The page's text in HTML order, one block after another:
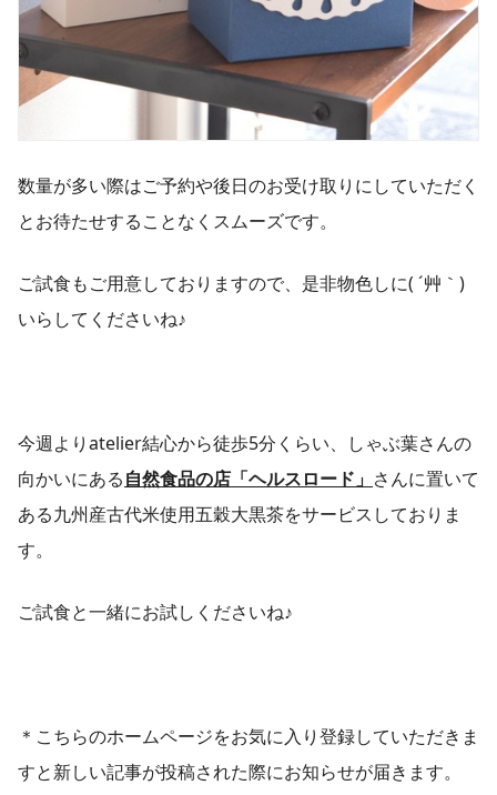
​数量が多い際はご予約や後日のお受け取りにしていただく
とお待たせすることなくスムーズです。
ご試食もご用意しておりますので、是非物色しに( ´艸｀)
いらしてくださいね♪
今週よりatelier結心から徒歩5分くらい、しゃぶ葉さんの
向かいにある自然食品の店「ヘルスロード」 さんに置いて
ある九州産古代米使用五穀大黒茶をサービスしておりま
す。
ご試食と一緒にお試しくださいね♪
＊こちらのホームページをお気に入り登録していただきま
すと新しい記事が投稿された際にお知らせが届きます。